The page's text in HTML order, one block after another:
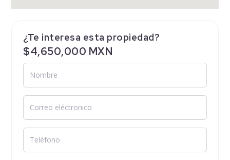
¿Te interesa esta propiedad?
$4,650,000 MXN